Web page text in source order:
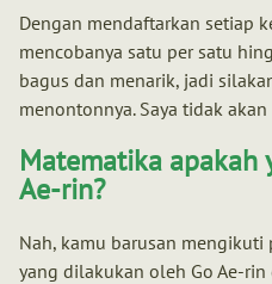
Dengan mendaftarkan setiap
mencobanya satu per satu
bagus dan menarik, jadi
menontonnya. Saya tidak
Matematika apakah
Ae-rin?
Nah, kamu barusan mengikuti
yang dilakukan oleh Go Ae-